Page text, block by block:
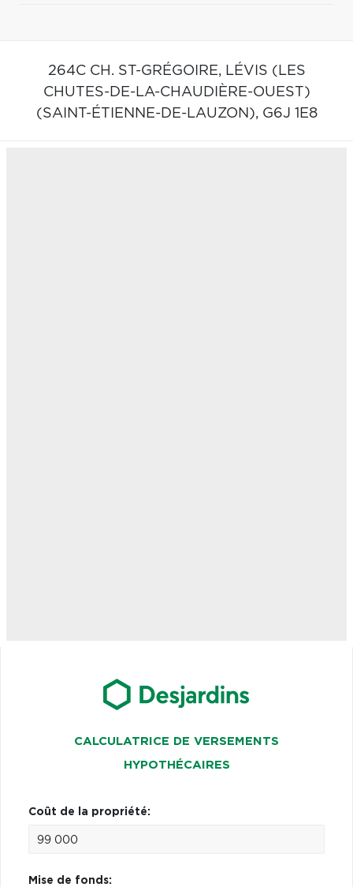
264C CH. ST-GRÉGOIRE, LÉVIS (LES
CHUTES-DE-LA-CHAUDIÈRE-OUEST)
(SAINT-ÉTIENNE-DE-LAUZON), G6J 1E8
CALCULATRICE DE VERSEMENTS
HYPOTHÉCAIRES
Coût de la propriété:
Mise de fonds: